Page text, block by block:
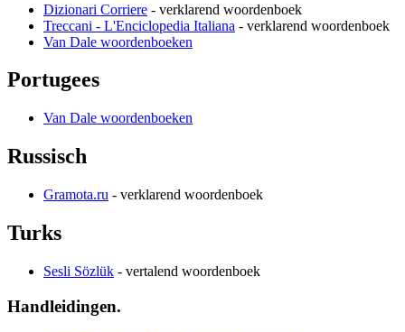
Dizionari Corriere - verklarend woordenboek
Treccani - L'Enciclopedia Italiana - verklarend woordenboek
Van Dale woordenboeken
Portugees
Van Dale woordenboeken
Russisch
Gramota.ru - verklarend woordenboek
Turks
Sesli Sözlük - vertalend woordenboek
Handleidingen.